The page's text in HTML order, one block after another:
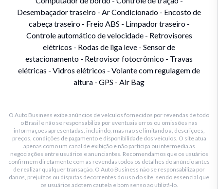
Desembaçador traseiro - Ar Condicionado - Encosto de
cabeça traseiro - Freio ABS - Limpador traseiro -
Controle automático de velocidade - Retrovisores
elétricos - Rodas de liga leve - Sensor de
estacionamento - Retrovisor fotocrômico - Travas
elétricas - Vidros elétricos - Volante com regulagem de
altura - GPS - Air Bag
O Auto Business exibe anúncios de veículos fornecidos por revendas de todo
o Brasil e não se responsabiliza por eventuais erros ou omissões nas
informações apresentadas, incluindo, mas não se limitando a, descrições,
preços, condições de pagamento e disponibilidade dos veículos. O site atua
apenas como um canal de exibição e não participa ou intermedia as
negociações entre usuários e anunciantes. Recomendamos que os usuários
confirmem diretamente com as revendas todos os detalhes do anúncio antes
de realizar qualquer transação. O Auto Business não se responsabiliza por
danos, prejuízos ou disputas decorrentes do uso do site, sendo essencial que
os usuários adotem cautela e bom senso ao utilizá-lo.